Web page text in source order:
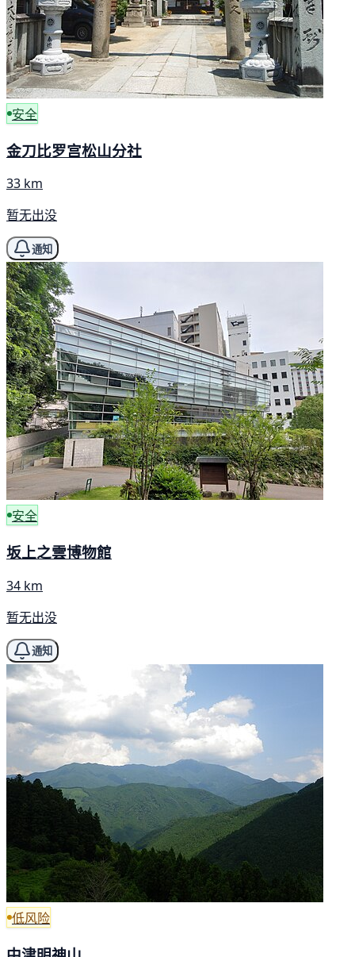
安全
金刀比罗宫松山分社
33 km
暂无出没
通知
安全
坂上之雲博物館
34 km
暂无出没
通知
低风险